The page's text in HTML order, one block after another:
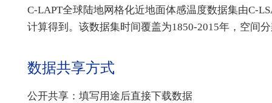
C-LAPT全球陆地网格化近地面体感温度数据集由C-
计算得到。该数据集时间覆盖为1850-2015年，空间分
数据共享方式
公开共享：填写用途后直接下载数据